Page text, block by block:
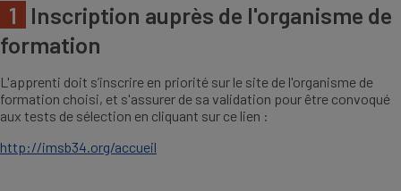
1
Inscription auprès de l'organisme de
formation
L'apprenti doit s’inscrire en priorité sur le site de l'organisme de
formation choisi, et s'assurer de sa validation pour être convoqué
aux tests de sélection en cliquant sur ce lien :
http://imsb34.org/accueil